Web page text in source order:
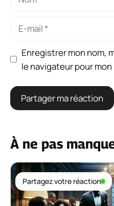
Enregistrer mon nom,
le navigateur pour
À ne pas
Partagez votre réaction